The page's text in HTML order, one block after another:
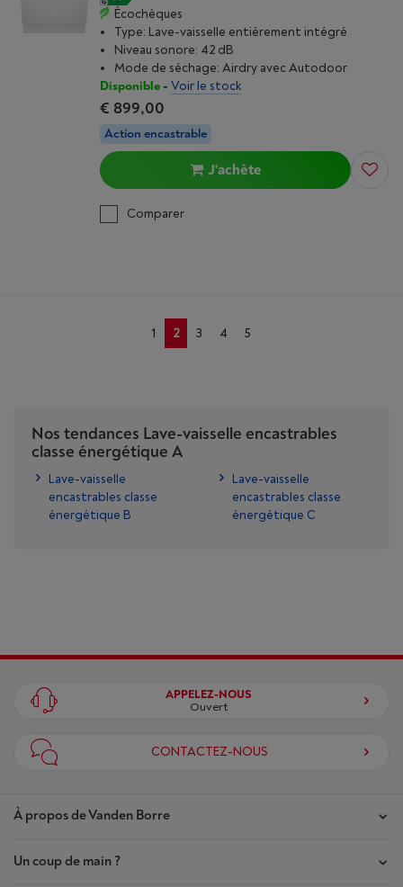
Écochèques
Type: Lave-vaisselle entièrement intégré
Niveau sonore: 42 dB
Mode de séchage: Airdry avec Autodoor
Disponible- Voir le stock
€ 899,00
Action encastrable
J'achète
Comparer
1 2 3 4 5
Nos tendances Lave-vaisselle encastrables
classe énergétique A
Lave-vaisselle
encastrables classe
énergétique B
Lave-vaisselle
encastrables classe
énergétique C
À propos de Vanden Borre
Nos magasins
Un coup de main ?
APPELEZ-NOUS
Ouvert
CONTACTEZ-NOUS